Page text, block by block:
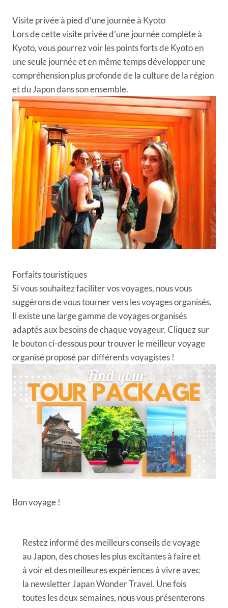
Visite privée à pied d’une journée à Kyoto
Lors de cette visite privée d’une journée complète à
Kyoto, vous pourrez voir les points forts de Kyoto en
une seule journée et en même temps développer une
compréhension plus profonde de la culture de la région
et du Japon dans son ensemble.
Forfaits touristiques
Si vous souhaitez faciliter vos voyages, nous vous
suggérons de vous tourner vers les voyages organisés.
Il existe une large gamme de voyages organisés
adaptés aux besoins de chaque voyageur. Cliquez sur
le bouton ci-dessous pour trouver le meilleur voyage
organisé proposé par différents voyagistes !
Bon voyage !
Restez informé des meilleurs conseils de voyage
au Japon, des choses les plus excitantes à faire et
à voir et des meilleures expériences à vivre avec
la newsletter Japan Wonder Travel. Une fois
toutes les deux semaines, nous vous présenterons